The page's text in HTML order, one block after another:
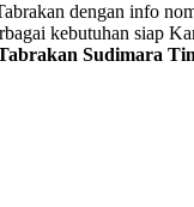
dengan info
kebutuhan siap
Sudimara